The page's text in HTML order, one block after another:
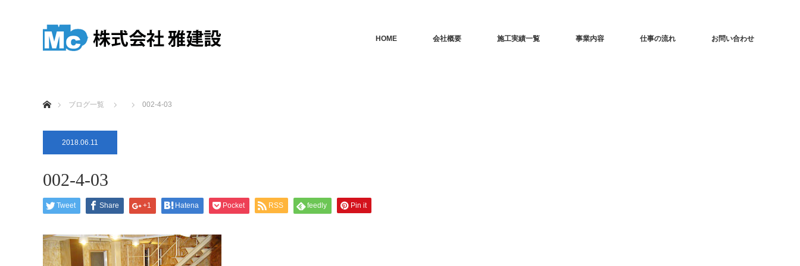
HOME 会社概要 施工実績一覧 事業内容 仕事の流れ お問い合わせ
ブログ一覧
002-4-03
2018.06.11
002-4-03
Tweet Share +1 Hatena Pocket RSS feedly Pin it